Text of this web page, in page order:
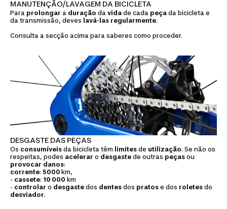
MANUTENÇÃO/LAVAGEM DA BICICLETA
Para prolongar a duração da vida de cada peça da bicicleta e
da transmissão, deves lavá-las regularmente.
Consulta a secção acima para saberes como proceder.
DESGASTE DAS PEÇAS
Os consumíveis da bicicleta têm limites de utilização. Se não os
respeitas, podes acelerar o desgaste de outras peças ou
provocar danos:
corrente: 5000 km,
- cassete: 10 000 km
- controlar o desgaste dos dentes dos pratos e dos roletes do
desviador.